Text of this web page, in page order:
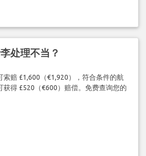
处理不当？
索赔 £1,600（€1,920），符合条件的航
获得 £520（€600）赔偿。免费查询您的